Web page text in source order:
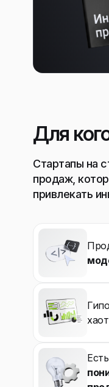
Для
Стартапы на
продаж,
привлекать